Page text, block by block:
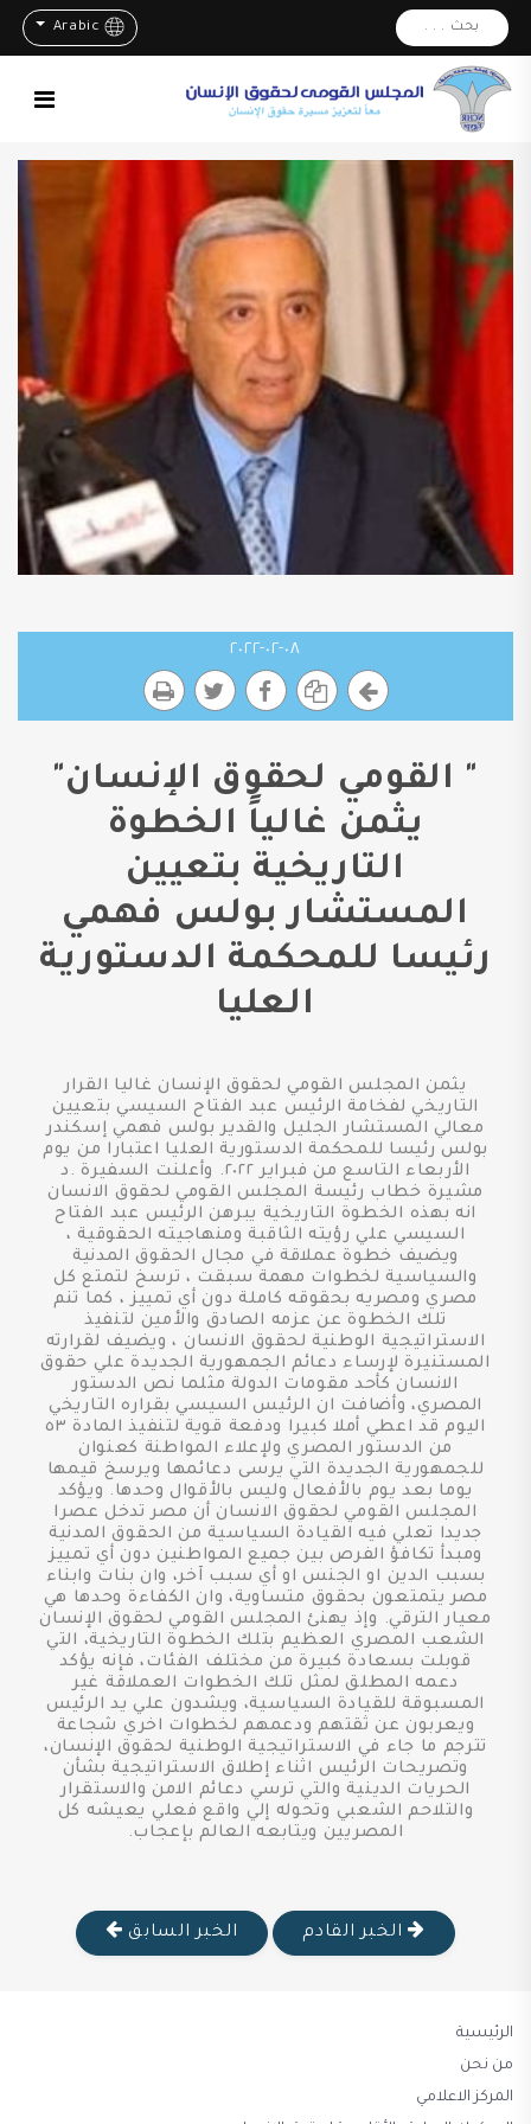
بحث . . . Arabic
٠٨-٠٢-٢٠٢٢
" القومي لحقوق الإنسان"
يثمن غالياً الخطوة
التاريخية بتعيين
المستشار بولس فهمي
رئيسا للمحكمة الدستورية
العليا
يثمن المجلس القومي لحقوق الإنسان غاليا القرار
التاريخي لفخامة الرئيس عبد الفتاح السيسي بتعيين
معالي المستشار الجليل والقدير بولس فهمي إسكندر
بولس رئيسا للمحكمة الدستورية العليا اعتبارا من يوم
الأربعاء التاسع من فبراير ٢٠٢٢. وأعلنت السفيرة .د
مشيرة خطاب رئيسة المجلس القومي لحقوق الانسان
انه بهذه الخطوة التاريخية يبرهن الرئيس عبد الفتاح
السيسي علي رؤيته الثاقبة ومنهاجيته الحقوقية ،
ويضيف خطوة عملاقة في مجال الحقوق المدنية
والسياسية لخطوات مهمة سبقت ، ترسخ لتمتع كل
مصري ومصريه بحقوقه كاملة دون أي تمييز ، كما تنم
تلك الخطوة عن عزمه الصادق والأمين لتنفيذ
الاستراتيجية الوطنية لحقوق الانسان ، ويضيف لقرارته
المستنيرة لإرساء دعائم الجمهورية الجديدة علي حقوق
الانسان كأحد مقومات الدولة مثلما نص الدستور
المصري، وأضافت ان الرئيس السيسي بقراره التاريخي
اليوم قد اعطي أملا كبيرا ودفعة قوية لتنفيذ المادة ٥٣
من الدستور المصري ولإعلاء المواطنة كعنوان
للجمهورية الجديدة التي يرسى دعائمها ويرسخ قيمها
يوما بعد يوم بالأفعال وليس بالأقوال وحدها. ويؤكد
المجلس القومي لحقوق الانسان أن مصر تدخل عصرا
جديدا تعلي فيه القيادة السياسية من الحقوق المدنية
ومبدأ تكافؤ الفرص بين جميع المواطنين دون أي تمييز
بسبب الدين او الجنس او أي سبب آخر، وان بنات وابناء
مصر يتمتعون بحقوق متساوية، وان الكفاءة وحدها هي
معيار الترقي. وإذ يهنئ المجلس القومي لحقوق الإنسان
الشعب المصري العظيم بتلك الخطوة التاريخية، التي
قوبلت بسعادة كبيرة من مختلف الفئات، فإنه يؤكد
دعمه المطلق لمثل تلك الخطوات العملاقة غير
المسبوقة للقيادة السياسية، ويشدون علي يد الرئيس
ويعربون عن ثقتهم ودعمهم لخطوات اخري شجاعة
تترجم ما جاء في الاستراتيجية الوطنية لحقوق الإنسان،
وتصريحات الرئيس اثناء إطلاق الاستراتيجية بشأن
الحريات الدينية والتي ترسي دعائم الامن والاستقرار
والتلاحم الشعبي وتحوله إلي واقع فعلي يعيشه كل
المصريين ويتابعه العالم بإعجاب.
الخبر القادم الخبر السابق
الرئيسية
من نحن
المركز الاعلامي